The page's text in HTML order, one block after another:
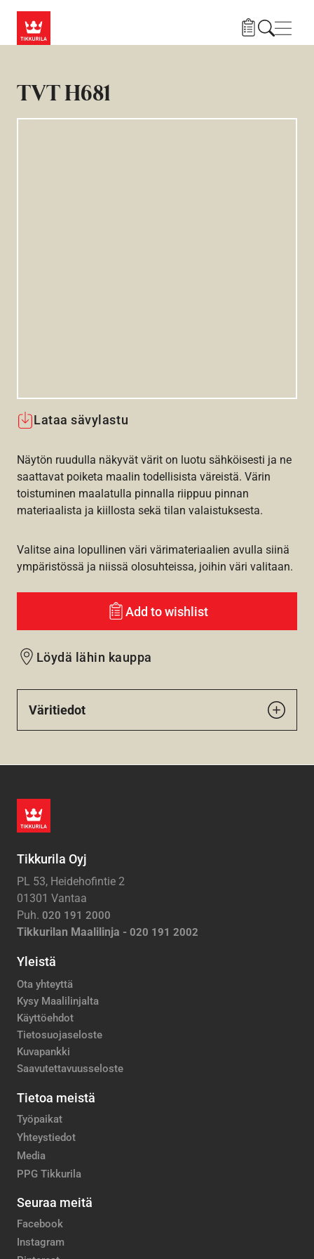
TVT H681
Lataa sävylastu
Näytön ruudulla näkyvät värit on luotu sähköisesti ja ne
saattavat poiketa maalin todellisista väreistä. Värin
toistuminen maalatulla pinnalla riippuu pinnan
materiaalista ja kiillosta sekä tilan valaistuksesta.
Valitse aina lopullinen väri värimateriaalien avulla siinä
ympäristössä ja niissä olosuhteissa, joihin väri valitaan.
Add to wishlist
Löydä lähin kauppa
Väritiedot
Tikkurila Oyj
PL 53, Heidehofintie 2
01301 Vantaa
Puh. 020 191 2000
Tikkurilan Maalilinja - 020 191 2002
Yleistä
Ota yhteyttä
Kysy Maalilinjalta
Käyttöehdot
Tietosuojaseloste
Kuvapankki
Saavutettavuusseloste
Tietoa meistä
Työpaikat
Yhteystiedot
Media
PPG Tikkurila
Seuraa meitä
Facebook
Instagram